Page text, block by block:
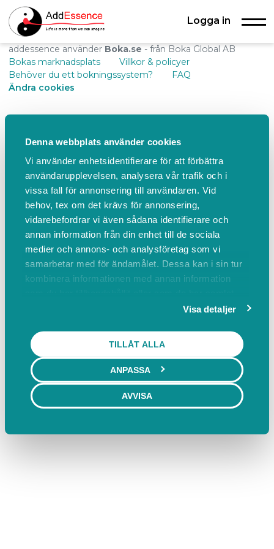
Denna webbplats använder cookies
Vi använder enhetsidentifierare för att förbättra
användarupplevelsen, analysera vår trafik och i
vissa fall för annonsering till användaren. Vid
behov, tex om det krävs för annonsering,
vidarebefordrar vi även sådana identifierare och
annan information från din enhet till de sociala
medier och annons- och analysföretag som vi
samarbetar med för ändamålet. Dessa kan i sin tur
kombinera informationen med annan information
Visa detaljer
TILLÅT ALLA
ANPASSA
AVVISA
Logga in
addessence använder Boka.se - från Boka Global AB
Bokas marknadsplats
Villkor & policyer
Behöver du ett bokningssystem?
FAQ
Ändra cookies